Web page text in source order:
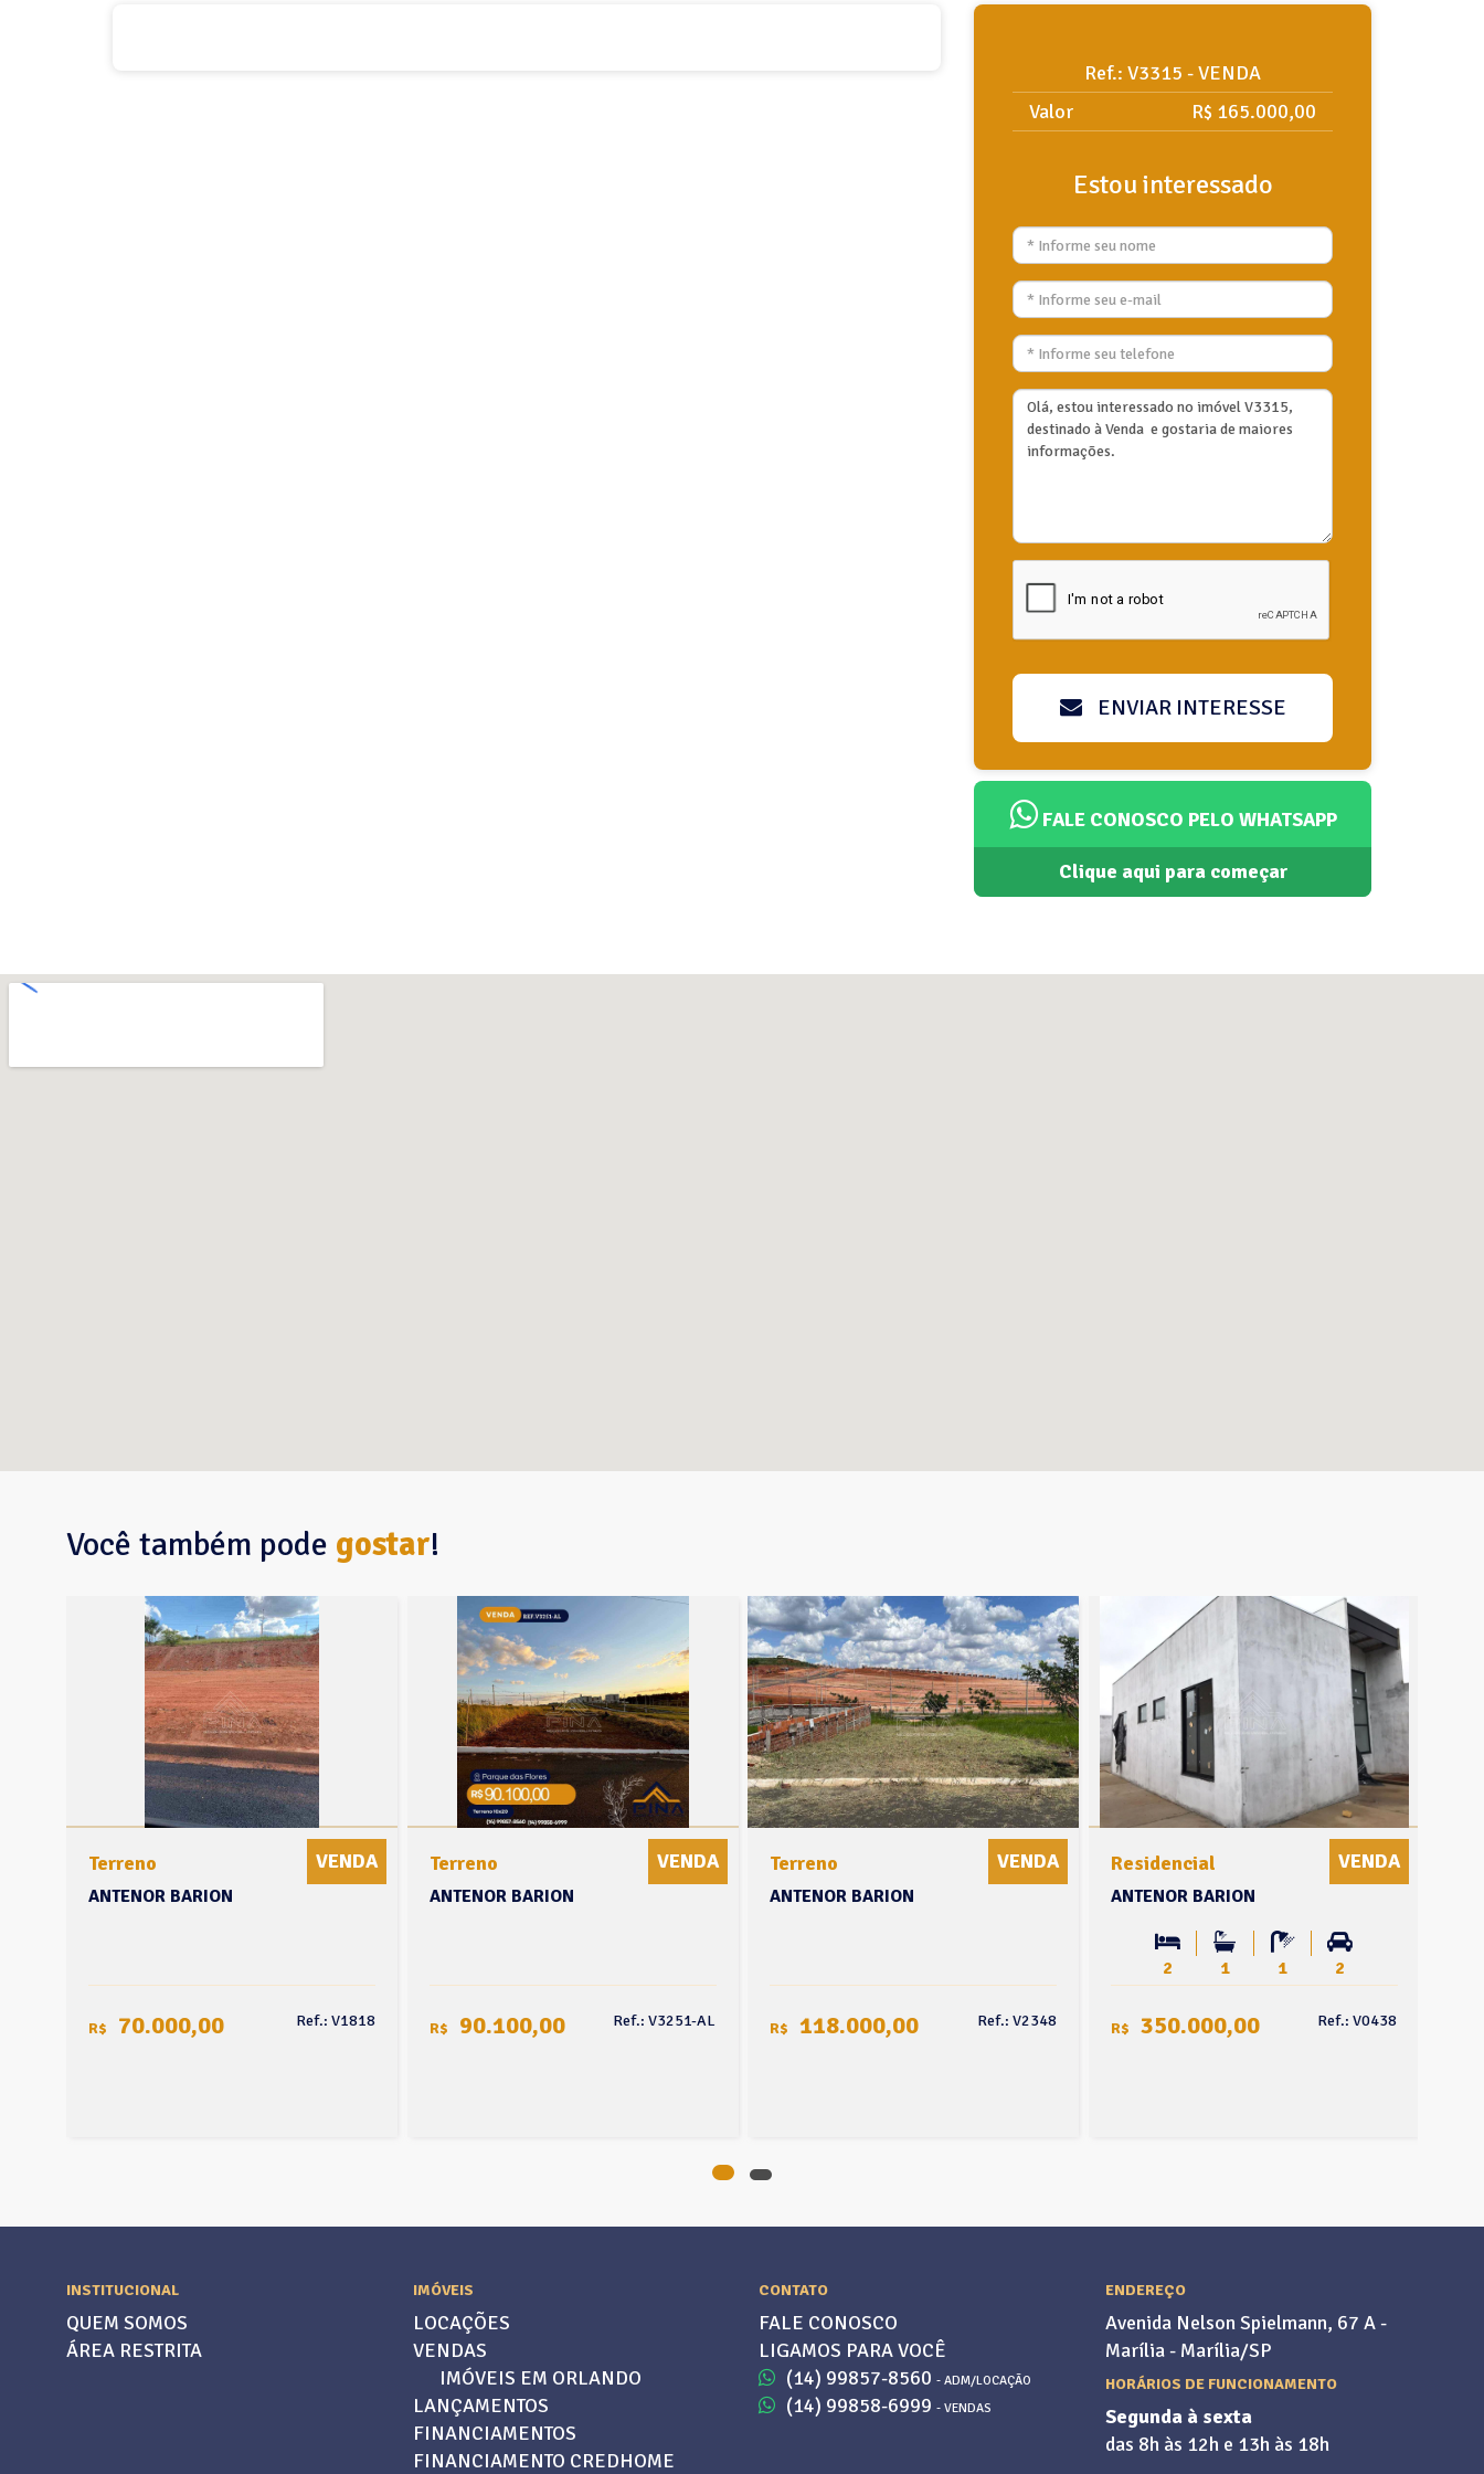
Ref.: V3315 - VENDA
Valor
R$ 165.000,00
Estou interessado
ENVIAR INTERESSE
FALE CONOSCO PELO WHATSAPP
Clique aqui para começar
Você também pode gostar!
Terreno VENDA
ANTENOR BARION
R$ 70.000,00 Ref.: V1818
Terreno VENDA
ANTENOR BARION
R$ 90.100,00 Ref.: V3251-AL
Terreno VENDA
ANTENOR BARION
R$ 118.000,00 Ref.: V2348
Residencial VENDA
ANTENOR BARION
2 1 1 2
R$ 350.000,00 Ref.: V0438
INSTITUCIONAL
QUEM SOMOS
ÁREA RESTRITA
IMÓVEIS
LOCAÇÕES
VENDAS
IMÓVEIS EM ORLANDO
LANÇAMENTOS
FINANCIAMENTOS
FINANCIAMENTO CREDHOME
CONTATO
FALE CONOSCO
LIGAMOS PARA VOCÊ
(14) 99857-8560 - ADM/LOCAÇÃO
(14) 99858-6999 - VENDAS
ENDEREÇO
Avenida Nelson Spielmann, 67 A -
Marília - Marília/SP
HORÁRIOS DE FUNCIONAMENTO
Segunda à sexta
das 8h às 12h e 13h às 18h